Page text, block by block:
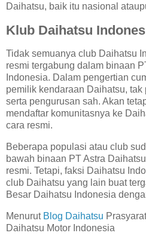
Daihatsu, baik itu nasional
Klub Daihatsu
Tidak semuanya club Daihatsu
resmi tergabung dalam binaan
Indonesia. Dalam pengertian
pemilik kendaraan Daihatsu,
serta pengurusan sah. Akan
mendaftar komunitasnya ke
cara resmi.
Beberapa populasi atau club
bawah binaan PT Astra
resmi. Tetapi, faksi Daihatsu
club Daihatsu yang lain buat
Besar Daihatsu Indonesia
Menurut Blog Daihatsu
Daihatsu Motor Indonesia